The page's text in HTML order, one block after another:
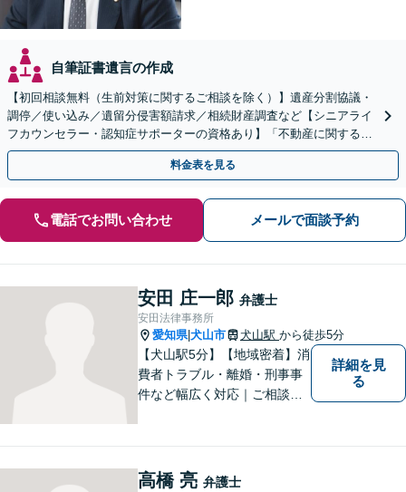
自筆証書遺言の作成
【初回相談無料（生前対策に関するご相談を除く）】遺産分割協議・
調停／使い込み／遺留分侵害額請求／相続財産調査など【シニアライ
フカウンセラー・認知症サポーターの資格あり】「不動産に関する相
続もお任せください」【当日・夜間相談可（要相談）】
料金表を見る
電話でお問い合わせ メールで面談予約
安田 庄一郎 弁護士
安田法律事務所
愛知県|犬山市 犬山駅 から徒歩5分
【犬山駅5分】【地域密着】消
費者トラブル・離婚・刑事事
件など幅広く対応｜ご相談者
休日・時間外対応可】
詳細を見
る
高橋 亮 弁護士